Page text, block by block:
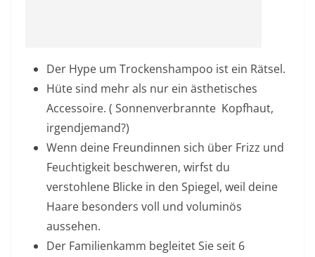
Der Hype um Trockenshampoo ist ein Rätsel.
Hüte sind mehr als nur ein ästhetisches
Accessoire. ( Sonnenverbrannte Kopfhaut,
irgendjemand?)
Wenn deine Freundinnen sich über Frizz und
Feuchtigkeit beschweren, wirfst du
verstohlene Blicke in den Spiegel, weil deine
Haare besonders voll und voluminös
aussehen.
Der Familienkamm begleitet Sie seit 6